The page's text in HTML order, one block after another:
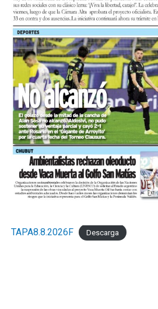
TAPA8.8.2026F Descarga